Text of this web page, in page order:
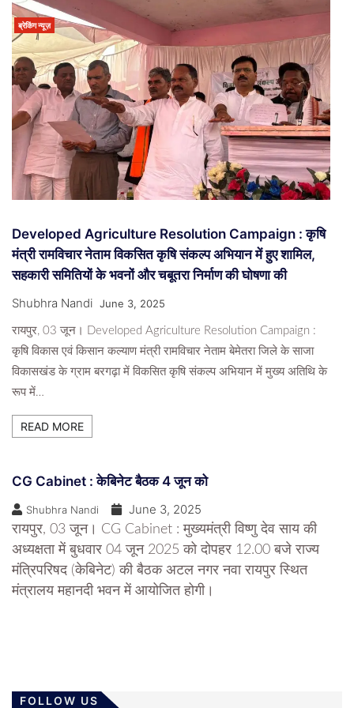
ब्रेकिंग न्यूज़
Developed Agriculture Resolution Campaign : कृषि
मंत्री रामविचार नेताम विकसित कृषि संकल्प अभियान में हुए शामिल,
सहकारी समितियों के भवनों और चबूतरा निर्माण की घोषणा की
Shubhra Nandi June 3, 2025
रायपुर, 03 जून। Developed Agriculture Resolution Campaign :
कृषि विकास एवं किसान कल्याण मंत्री रामविचार नेताम बेमेतरा जिले के साजा
विकासखंड के ग्राम बरगढ़ा में विकसित कृषि संकल्प अभियान में मुख्य अतिथि के
रूप में…
READ MORE
CG Cabinet : केबिनेट बैठक 4 जून को
Shubhra Nandi June 3, 2025
रायपुर, 03 जून। CG Cabinet : मुख्यमंत्री विष्णु देव साय की
अध्यक्षता में बुधवार 04 जून 2025 को दोपहर 12.00 बजे राज्य
मंत्रिपरिषद (केबिनेट) की बैठक अटल नगर नवा रायपुर स्थित
मंत्रालय महानदी भवन में आयोजित होगी।
FOLLOW US